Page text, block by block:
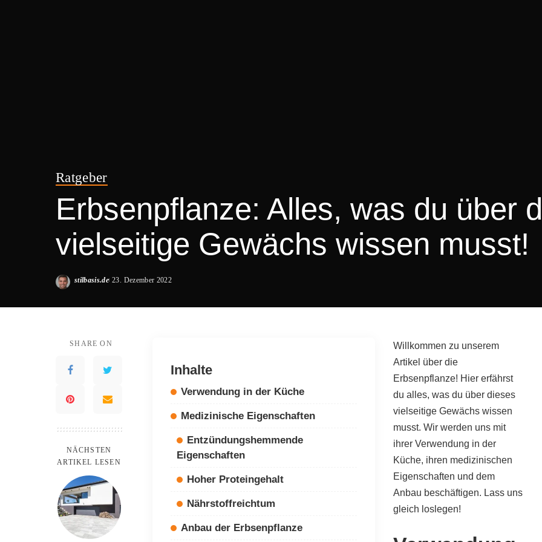
Ratgeber
Erbsenpflanze: Alles, was du über
vielseitige Gewächs wissen musst!
Posted
stilbasis.de 23. Dezember 2022
SHARE ON
NÄCHSTEN
ARTIKEL LESEN
Inhalte
Verwendung in der Küche
Medizinische Eigenschaften
Entzündungshemmende
Eigenschaften
Hoher Proteingehalt
Nährstoffreichtum
Anbau der Erbsenpflanze
Willkommen zu unserem
Artikel über die
Erbsenpflanze! Hier erfährst
du alles, was du über dieses
vielseitige Gewächs wissen
musst. Wir werden uns mit
ihrer Verwendung in der
Küche, ihren medizinischen
Eigenschaften und dem
Anbau beschäftigen. Lass uns
gleich loslegen!